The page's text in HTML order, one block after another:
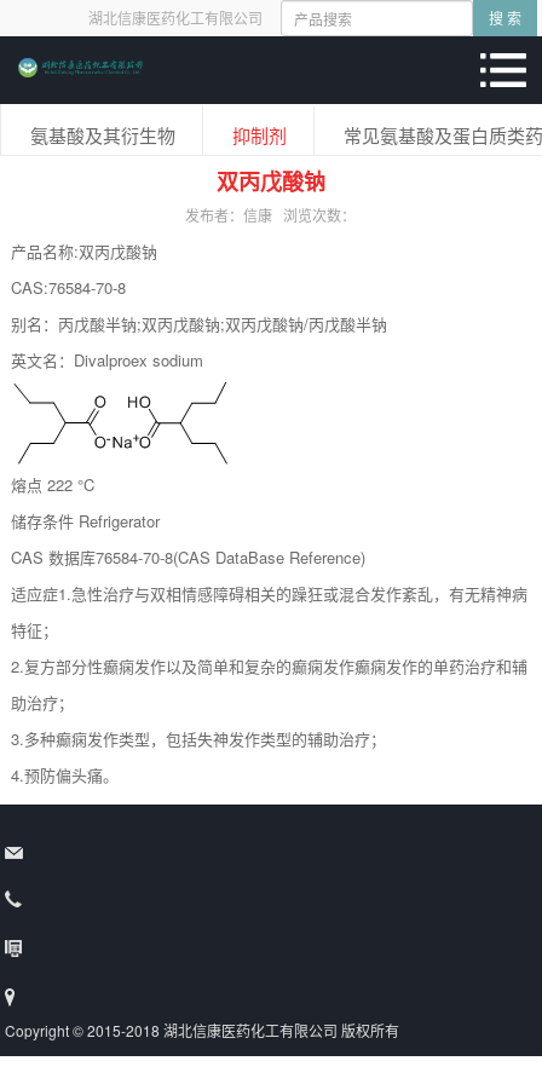
湖北信康医药化工有限公司 搜 索
氨基酸及其衍生物 抑制剂 常见氨基酸及蛋白质类药
双丙戊酸钠
发布者：信康 浏览次数：
产品名称:双丙戊酸钠
CAS:76584-70-8
别名：丙戊酸半钠;双丙戊酸钠;双丙戊酸钠/丙戊酸半钠
英文名：Divalproex sodium
熔点 222 °C
储存条件 Refrigerator
CAS 数据库76584-70-8(CAS DataBase Reference)
适应症1.急性治疗与双相情感障碍相关的躁狂或混合发作紊乱，有无精神病
特征；
2.复方部分性癫痫发作以及简单和复杂的癫痫发作癫痫发作的单药治疗和辅
助治疗；
3.多种癫痫发作类型，包括失神发作类型的辅助治疗；
4.预防偏头痛。
Copyright © 2015-2018 湖北信康医药化工有限公司 版权所有